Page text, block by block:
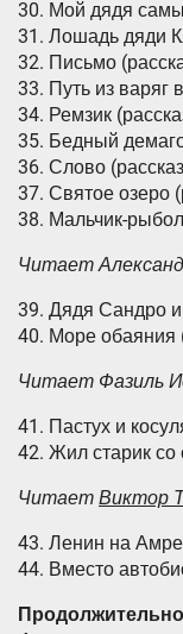
30. Мой дядя
31. Лошадь дяди
32. Письмо
33. Путь из варяг
34. Ремзик
35. Бедный
36. Слово
37. Святое озеро
38. Мальчик-
Читает
39. Дядя Сандро
40. Море обаяния
Читает Фазиль
41. Пастух и
42. Жил старик со
Читает Виктор
43. Ленин на Амре
44. Вместо